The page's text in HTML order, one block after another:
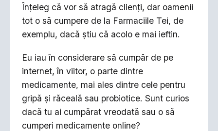
Înțeleg că vor să atragă clienți, dar oamenii
tot o să cumpere de la Farmaciile Tei, de
exemplu, dacă știu că acolo e mai ieftin.
Eu iau în considerare să cumpăr de pe
internet, în viitor, o parte dintre
medicamente, mai ales dintre cele pentru
gripă și răceală sau probiotice. Sunt curios
dacă tu ai cumpărat vreodată sau o să
cumperi medicamente online?